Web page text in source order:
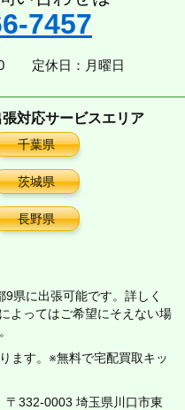
7457
定休日：月曜日
張対応サービスエリア
千葉県
茨城県
長野県
県に出張可能です。詳しく
よってはご希望にそえない場
ます。※無料で宅配買取キッ
〒332-0003 埼玉県川口市東